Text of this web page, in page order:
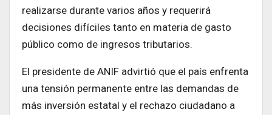
realizarse durante varios años y requerirá
decisiones difíciles tanto en materia de gasto
público como de ingresos tributarios.
El presidente de ANIF advirtió que el país enfrenta
una tensión permanente entre las demandas de
más inversión estatal y el rechazo ciudadano a